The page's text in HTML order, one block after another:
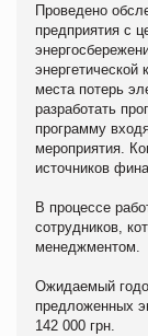
Проведено
предприятия с
энергетической
места потерь
разработать
программу
мероприятия.
источников
В процессе
сотрудников,
менеджментом.
Ожидаемый
предложенных
142 000 грн.